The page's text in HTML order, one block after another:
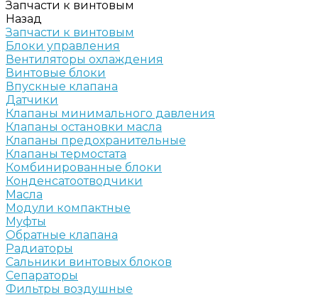
Запчасти к винтовым
Назад
Запчасти к винтовым
Блоки управления
Вентиляторы охлаждения
Винтовые блоки
Впускные клапана
Датчики
Клапаны минимального давления
Клапаны остановки масла
Клапаны предохранительные
Клапаны термостата
Комбинированные блоки
Конденсатоотводчики
Масла
Модули компактные
Муфты
Обратные клапана
Радиаторы
Сальники винтовых блоков
Сепараторы
Фильтры воздушные